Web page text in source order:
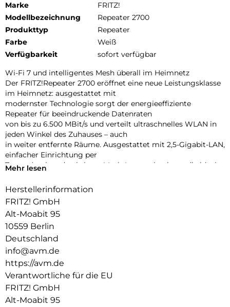
Marke
FRITZ!
Modellbezeichnung
Repeater 2700
Produkttyp
Repeater
Farbe
Weiß
Verfügbarkeit
sofort verfügbar
Wi-Fi 7 und intelligentes Mesh überall im Heimnetz
Der FRITZ!Repeater 2700 eröffnet eine neue Leistungsklasse
im Heimnetz: ausgestattet mit
modernster Technologie sorgt der energieeffiziente
Repeater für beeindruckende Datenraten
von bis zu 6.500 MBit/s und verteilt ultraschnelles WLAN in
jeden Winkel des Zuhauses – auch
in weiter entfernte Räume. Ausgestattet mit 2,5-Gigabit-LAN,
einfacher Einrichtung per
Tastendruck und nahtloser Mesh-Integration ist er die ideale
Heimnetze – inklusive FRITZ!OS, kostenlosen Updates,
Garantie.
Ultraschnelles Wi-Fi 7 und 2,5-Gigabit-LAN
Der FRITZ!Repeater 2700 bringt Highspeed ins Heimnetz: Mit
Wi-Fi 7, vier Antennen im 5-GHzBand und zwei im 2,4-GHz-
Band (4×4 + 2×2) erreicht er beeindruckende WLAN-
Datenraten
von bis zu 6.500 MBit/s. Der 2,5-Gigabit-LAN-Anschluss
ermöglicht schnelle Verbindungen
zur FRITZ!Box oder zu Geräten wie NAS, Streaming-Boxen
Mehr lesen
Herstellerinformation
FRITZ! GmbH
Alt-Moabit 95
10559 Berlin
Deutschland
info@avm.de
https://avm.de
Verantwortliche für die EU
FRITZ! GmbH
Alt-Moabit 95